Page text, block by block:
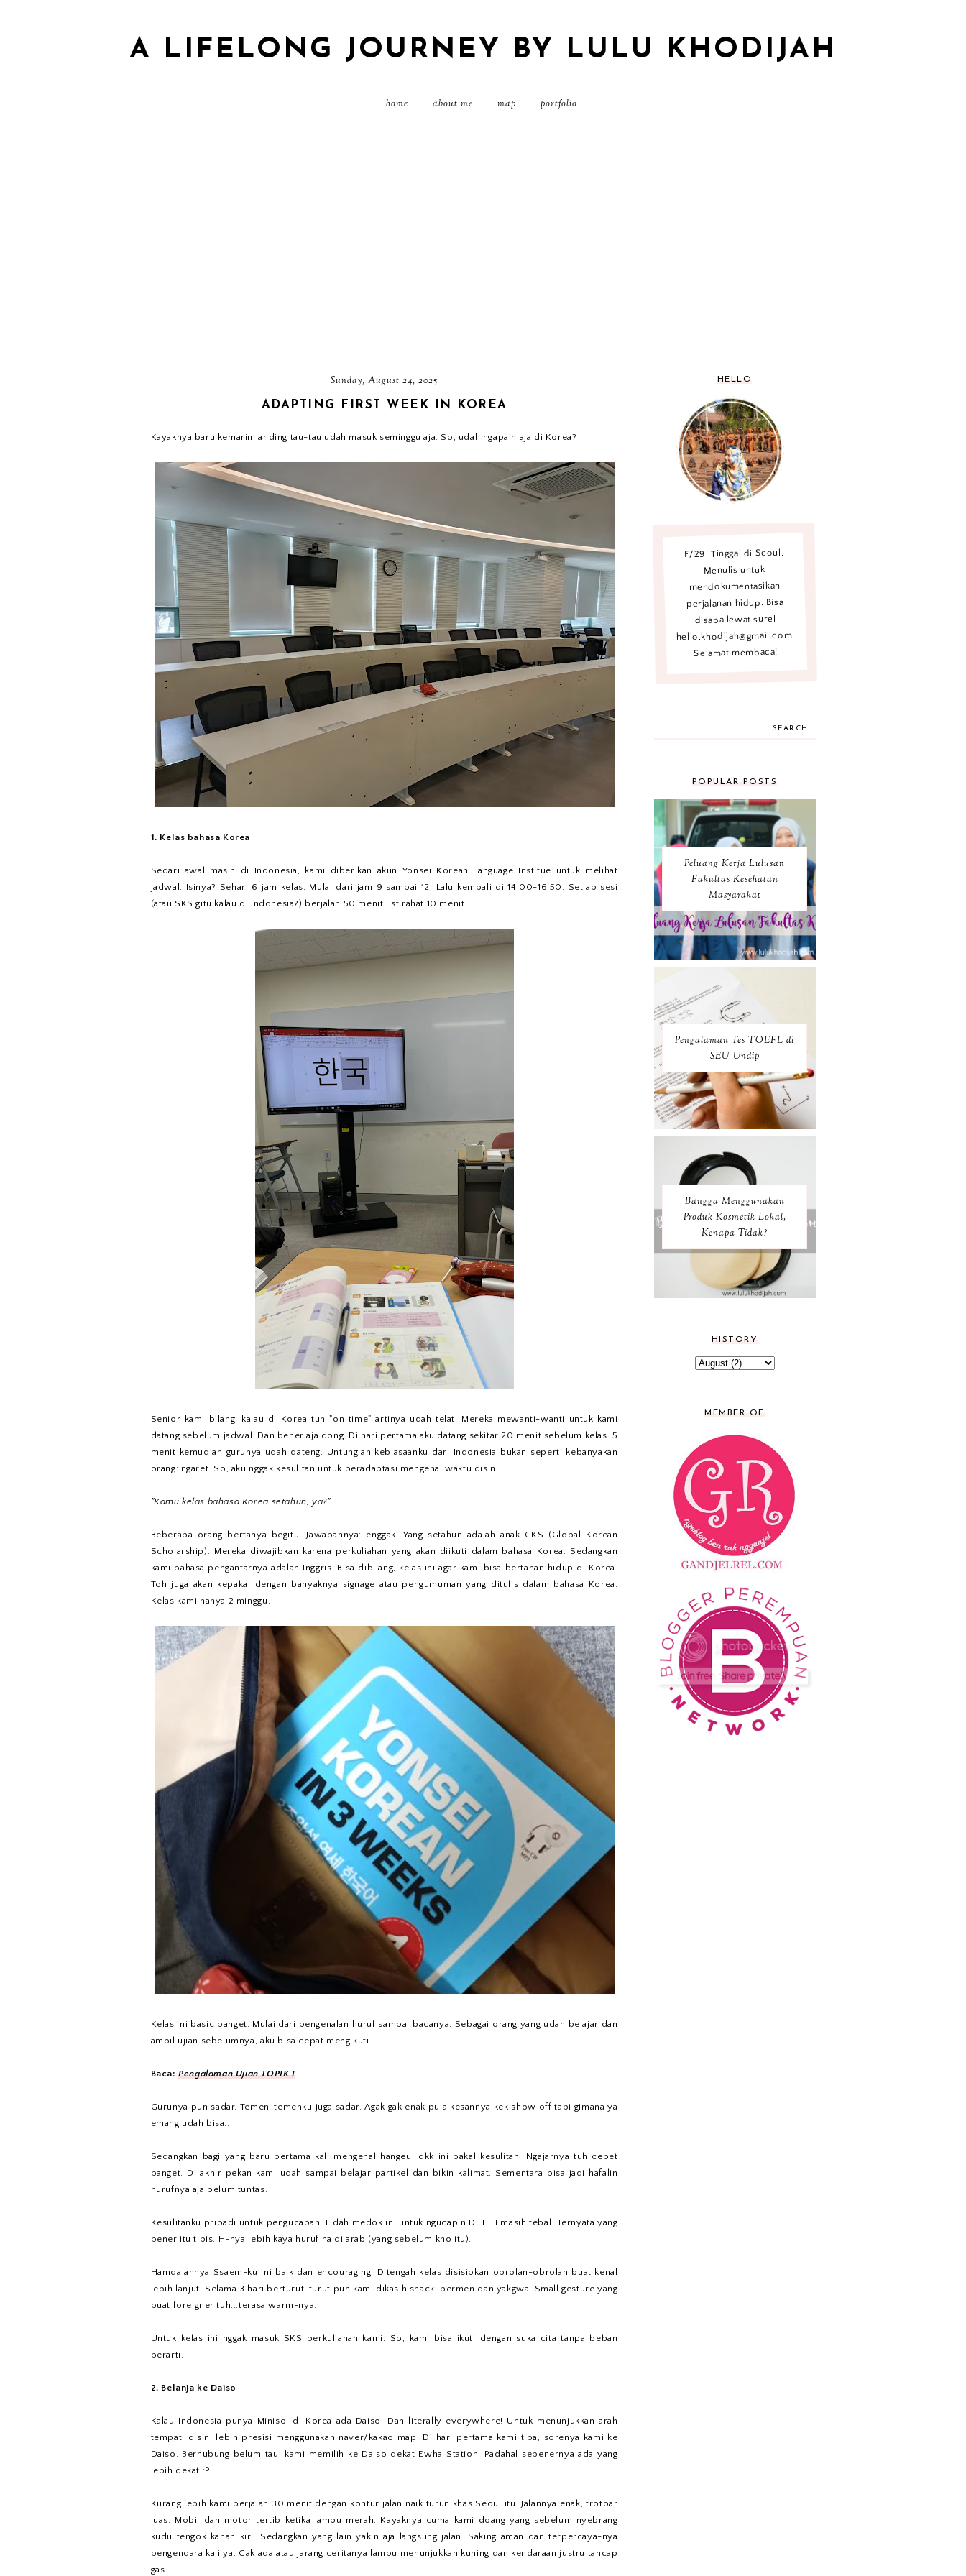
A LIFELONG JOURNEY BY LULU KHODIJAH
home about me map portfolio
Sunday, August 24, 2025
ADAPTING FIRST WEEK IN KOREA
Kayaknya baru kemarin landing tau-tau udah masuk seminggu aja. So, udah ngapain aja di Korea?
1. Kelas bahasa Korea
Sedari awal masih di Indonesia, kami diberikan akun Yonsei Korean Language Institue untuk melihat
jadwal. Isinya? Sehari 6 jam kelas. Mulai dari jam 9 sampai 12. Lalu kembali di 14.00-16.50. Setiap sesi
(atau SKS gitu kalau di Indonesia?) berjalan 50 menit. Istirahat 10 menit.
Senior kami bilang, kalau di Korea tuh "on time" artinya udah telat. Mereka mewanti-wanti untuk kami
datang sebelum jadwal. Dan bener aja dong. Di hari pertama aku datang sekitar 20 menit sebelum kelas. 5
menit kemudian gurunya udah dateng. Untunglah kebiasaanku dari Indonesia bukan seperti kebanyakan
orang: ngaret. So, aku nggak kesulitan untuk beradaptasi mengenai waktu disini.
"Kamu kelas bahasa Korea setahun, ya?"
Beberapa orang bertanya begitu. Jawabannya: enggak. Yang setahun adalah anak GKS (Global Korean
Scholarship). Mereka diwajibkan karena perkuliahan yang akan diikuti dalam bahasa Korea. Sedangkan
kami bahasa pengantarnya adalah Inggris. Bisa dibilang, kelas ini agar kami bisa bertahan hidup di Korea.
Toh juga akan kepakai dengan banyaknya signage atau pengumuman yang ditulis dalam bahasa Korea.
Kelas kami hanya 2 minggu.
Kelas ini basic banget. Mulai dari pengenalan huruf sampai bacanya. Sebagai orang yang udah belajar dan
ambil ujian sebelumnya, aku bisa cepat mengikuti.
Baca:Pengalaman Ujian TOPIK I
Gurunya pun sadar. Temen-temenku juga sadar. Agak gak enak pula kesannya kek show off tapi gimana ya
emang udah bisa...
Sedangkan bagi yang baru pertama kali mengenal hangeul dkk ini bakal kesulitan. Ngajarnya tuh cepet
banget. Di akhir pekan kami udah sampai belajar partikel dan bikin kalimat. Sementara bisa jadi hafalin
hurufnya aja belum tuntas.
Kesulitanku pribadi untuk pengucapan. Lidah medok ini untuk ngucapin D, T, H masih tebal. Ternyata yang
bener itu tipis. H-nya lebih kaya huruf ha di arab (yang sebelum kho itu).
Hamdalahnya Ssaem-ku ini baik dan encouraging. Ditengah kelas disisipkan obrolan-obrolan buat kenal
lebih lanjut. Selama 3 hari berturut-turut pun kami dikasih snack: permen dan yakgwa. Small gesture yang
buat foreigner tuh...terasa warm-nya.
Untuk kelas ini nggak masuk SKS perkuliahan kami. So, kami bisa ikuti dengan suka cita tanpa beban
berarti.
2. Belanja ke Daiso
Kalau Indonesia punya Miniso, di Korea ada Daiso. Dan literally everywhere! Untuk menunjukkan arah
tempat, disini lebih presisi menggunakan naver/kakao map. Di hari pertama kami tiba, sorenya kami ke
Daiso. Berhubung belum tau, kami memilih ke Daiso dekat Ewha Station. Padahal sebenernya ada yang
lebih dekat :P
Kurang lebih kami berjalan 30 menit dengan kontur jalan naik turun khas Seoul itu. Jalannya enak, trotoar
luas. Mobil dan motor tertib ketika lampu merah. Kayaknya cuma kami doang yang sebelum nyebrang
kudu tengok kanan kiri. Sedangkan yang lain yakin aja langsung jalan. Saking aman dan terpercaya-nya
pengendara kali ya. Gak ada atau jarang ceritanya lampu menunjukkan kuning dan kendaraan justru tancap
gas.
HELLO
F/29. Tinggal di Seoul.
Menulis untuk
mendokumentasikan
perjalanan hidup. Bisa
disapa lewat surel
hello.khodijah@gmail.com.
Selamat membaca!
SEARCH
POPULAR POSTS
Peluang Kerja Lulusan
Fakultas Kesehatan
Masyarakat
Pengalaman Tes TOEFL di
SEU Undip
Bangga Menggunakan
Produk Kosmetik Lokal,
Kenapa Tidak?
HISTORY
MEMBER OF